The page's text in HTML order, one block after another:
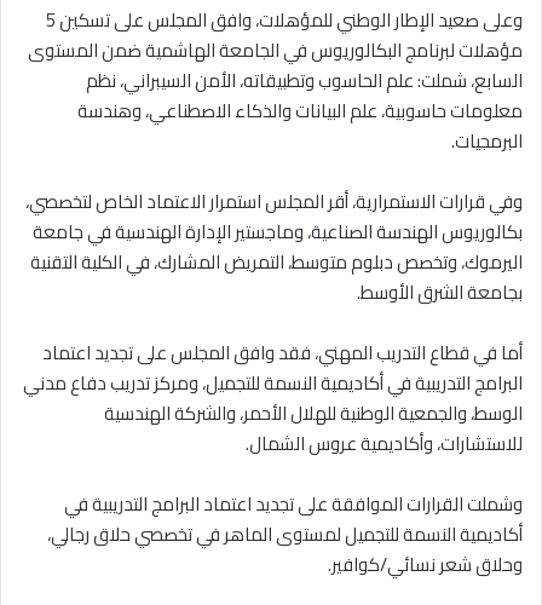
وعلى صعيد الإطار الوطني للمؤهلات، وافق المجلس على تسكين 5
مؤهلات لبرنامج البكالوريوس في الجامعة الهاشمية ضمن المستوى
السابع، شملت: علم الحاسوب وتطبيقاته، الأمن السيبراني، نظم
معلومات حاسوبية، علم البيانات والذكاء الاصطناعي، وهندسة
البرمجيات.
وفي قرارات الاستمرارية، أقر المجلس استمرار الاعتماد الخاص لتخصصي،
بكالوريوس الهندسة الصناعية، وماجستير الإدارة الهندسية في جامعة
اليرموك، وتخصص دبلوم متوسط، التمريض المشارك، في الكلية التقنية
بجامعة الشرق الأوسط.
أما في قطاع التدريب المهني، فقد وافق المجلس على تجديد اعتماد
البرامج التدريبية في أكاديمية النسمة للتجميل، ومركز تدريب دفاع مدني
الوسط، والجمعية الوطنية للهلال الأحمر، والشركة الهندسية
للاستشارات، وأكاديمية عروس الشمال.
وشملت القرارات الموافقة على تجديد اعتماد البرامج التدريبية في
أكاديمية النسمة للتجميل لمستوى الماهر في تخصصي حلاق رجالي،
وحلاق شعر نسائي/كوافير.